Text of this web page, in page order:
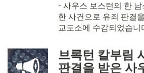
- 사우스 보스턴의 한
한 사건으로 유죄 판결
교도소에 수감되었습니
브록턴 칼부림
판결을 받은 사